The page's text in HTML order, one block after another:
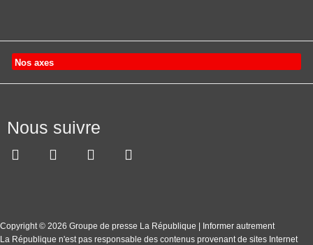
Nos axes
Nous suivre
Copyright © 2026 Groupe de presse La République | Informer autrement
La République n'est pas responsable des contenus provenant de sites Internet